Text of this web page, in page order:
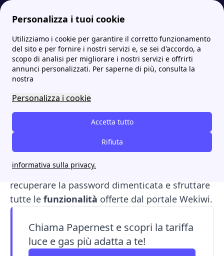
Personalizza i tuoi cookie
Utilizziamo i cookie per garantire il corretto funzionamento
del sito e per fornire i nostri servizi e, se sei d'accordo, a
scopo di analisi per migliorare i nostri servizi e offrirti
annunci personalizzati. Per saperne di più, consulta la
nostra
Personalizza i cookie
Accetta tutto
Rifiuta
informativa sulla privacy.
Papernest.it MoreFornitori Wekiwi: login e registrazione all'area clienti
Wekiwi: login e
registrazione all'area
clienti
Accedere all’
consente di gestire le forniture di luce e gas in
fare illogineregistrarti
recuperare la password dimenticata e sfruttare
tutte le funzionalità offerte dal portale Wekiwi.
Chiama Papernest e scopri la tariffa
luce e gas più adatta a te!